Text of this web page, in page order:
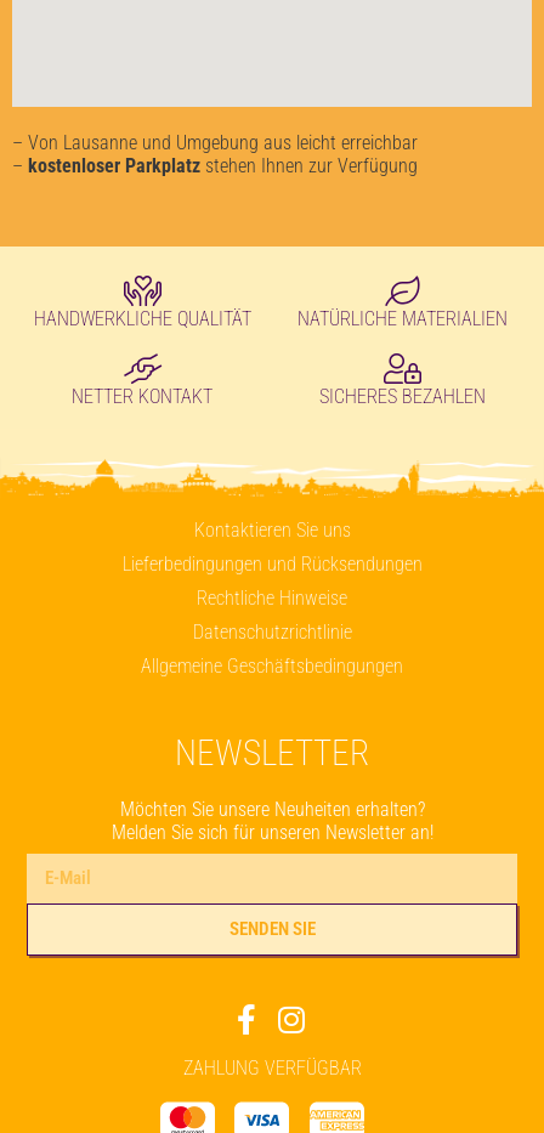
– Von Lausanne und Umgebung aus leicht erreichbar
– kostenloser Parkplatz stehen Ihnen zur Verfügung
HANDWERKLICHE QUALITÄT NATÜRLICHE MATERIALIEN
NETTER KONTAKT SICHERES BEZAHLEN
Kontaktieren Sie uns
Lieferbedingungen und Rücksendungen
Rechtliche Hinweise
Datenschutzrichtlinie
Allgemeine Geschäftsbedingungen
NEWSLETTER
Möchten Sie unsere Neuheiten erhalten?
Melden Sie sich für unseren Newsletter an!
SENDEN SIE
ZAHLUNG VERFÜGBAR